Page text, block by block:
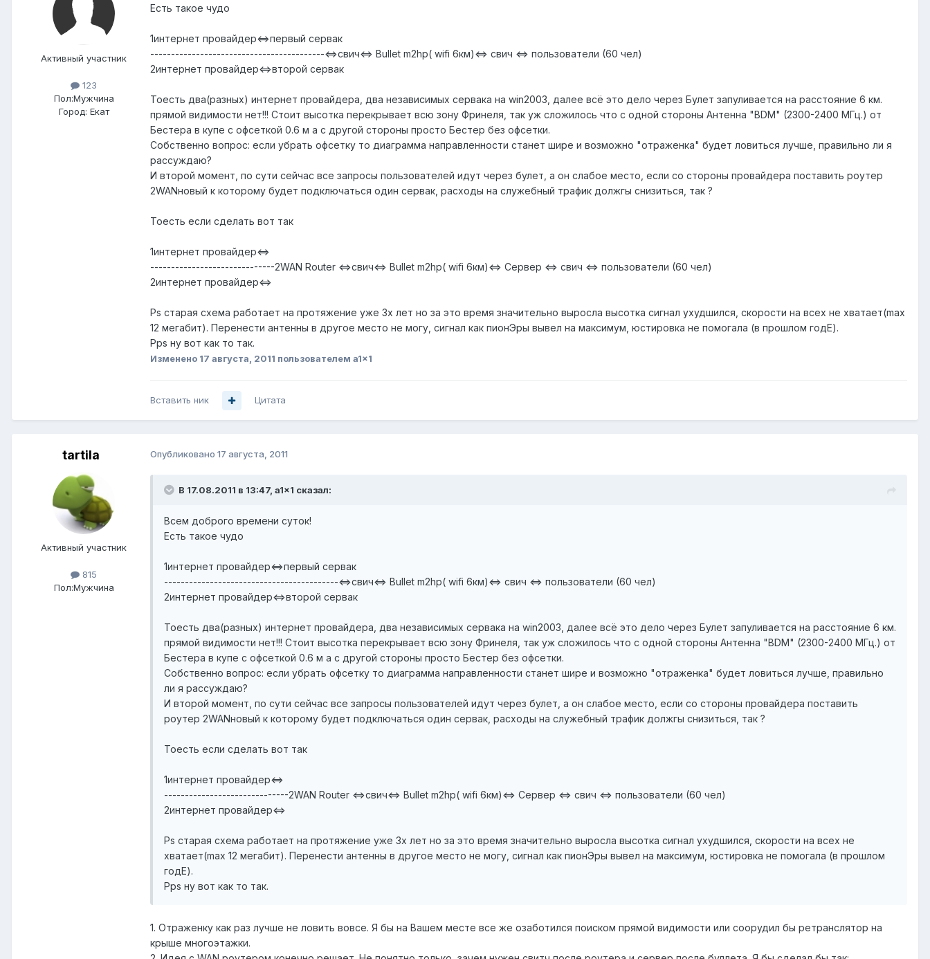
Активный участник
123
Пол:Мужчина
Город: Екат
Есть такое чудо
1интернет провайдер<=>первый сервак
------------------------------------------<=>свич<=> Bullet m2hp( wifi 6км)<=> свич <=> пользователи (60 чел)
2интернет провайдер<=>второй сервак
Тоесть два(разных) интернет провайдера, два независимых сервака на win2003, далее всё это дело через Булет запуливается на расстояние 6 км.
прямой видимости нет!!! Стоит высотка перекрывает всю зону Фринеля, так уж сложилось что с одной стороны Антенна "BDM" (2300-2400 МГц.) от
Бестера в купе с офсеткой 0.6 м а с другой стороны просто Бестер без офсетки.
Собственно вопрос: если убрать офсетку то диаграмма направленности станет шире и возможно "отраженка" будет ловиться лучше, правильно ли я
рассуждаю?
И второй момент, по сути сейчас все запросы пользователей идут через булет, а он слабое место, если со стороны провайдера поставить роутер
2WANновый к которому будет подключаться один сервак, расходы на служебный трафик должгы снизиться, так ?
Тоесть если сделать вот так
1интернет провайдер<=>
------------------------------2WAN Router <=>свич<=> Bullet m2hp( wifi 6км)<=> Сервер <=> свич <=> пользователи (60 чел)
2интернет провайдер<=>
Ps старая схема работает на протяжение уже 3х лет но за это время значительно выросла высотка сигнал ухудшился, скорости на всех не хватает(max
12 мегабит). Перенести антенны в другое место не могу, сигнал как пионЭры вывел на максимум, юстировка не помогала (в прошлом годЕ).
Pps ну вот как то так.
Изменено 17 августа, 2011 пользователем a1x1
Вставить ник Цитата
tartila
Активный участник
815
Пол:Мужчина
Опубликовано 17 августа, 2011
В 17.08.2011 в 13:47, a1x1 сказал:
Всем доброго времени суток!
Есть такое чудо
1интернет провайдер<=>первый сервак
------------------------------------------<=>свич<=> Bullet m2hp( wifi 6км)<=> свич <=> пользователи (60 чел)
2интернет провайдер<=>второй сервак
Тоесть два(разных) интернет провайдера, два независимых сервака на win2003, далее всё это дело через Булет запуливается на расстояние 6 км.
прямой видимости нет!!! Стоит высотка перекрывает всю зону Фринеля, так уж сложилось что с одной стороны Антенна "BDM" (2300-2400 МГц.) от
Бестера в купе с офсеткой 0.6 м а с другой стороны просто Бестер без офсетки.
Собственно вопрос: если убрать офсетку то диаграмма направленности станет шире и возможно "отраженка" будет ловиться лучше, правильно
ли я рассуждаю?
И второй момент, по сути сейчас все запросы пользователей идут через булет, а он слабое место, если со стороны провайдера поставить
роутер 2WANновый к которому будет подключаться один сервак, расходы на служебный трафик должгы снизиться, так ?
Тоесть если сделать вот так
1интернет провайдер<=>
------------------------------2WAN Router <=>свич<=> Bullet m2hp( wifi 6км)<=> Сервер <=> свич <=> пользователи (60 чел)
2интернет провайдер<=>
Ps старая схема работает на протяжение уже 3х лет но за это время значительно выросла высотка сигнал ухудшился, скорости на всех не
хватает(max 12 мегабит). Перенести антенны в другое место не могу, сигнал как пионЭры вывел на максимум, юстировка не помогала (в прошлом
годЕ).
Pps ну вот как то так.
1. Отраженку как раз лучше не ловить вовсе. Я бы на Вашем месте все же озаботился поиском прямой видимости или соорудил бы ретранслятор на
крыше многоэтажки.